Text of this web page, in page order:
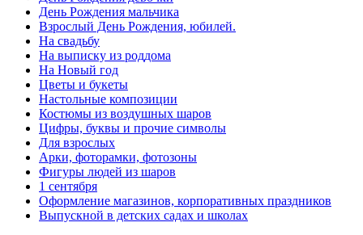
День Рождения мальчика
Взрослый День Рождения, юбилей.
На свадьбу
На выписку из роддома
На Новый год
Цветы и букеты
Настольные композиции
Костюмы из воздушных шаров
Цифры, буквы и прочие символы
Для взрослых
Арки, фоторамки, фотозоны
Фигуры людей из шаров
1 сентября
Оформление магазинов, корпоративных праздников
Выпускной в детских садах и школах